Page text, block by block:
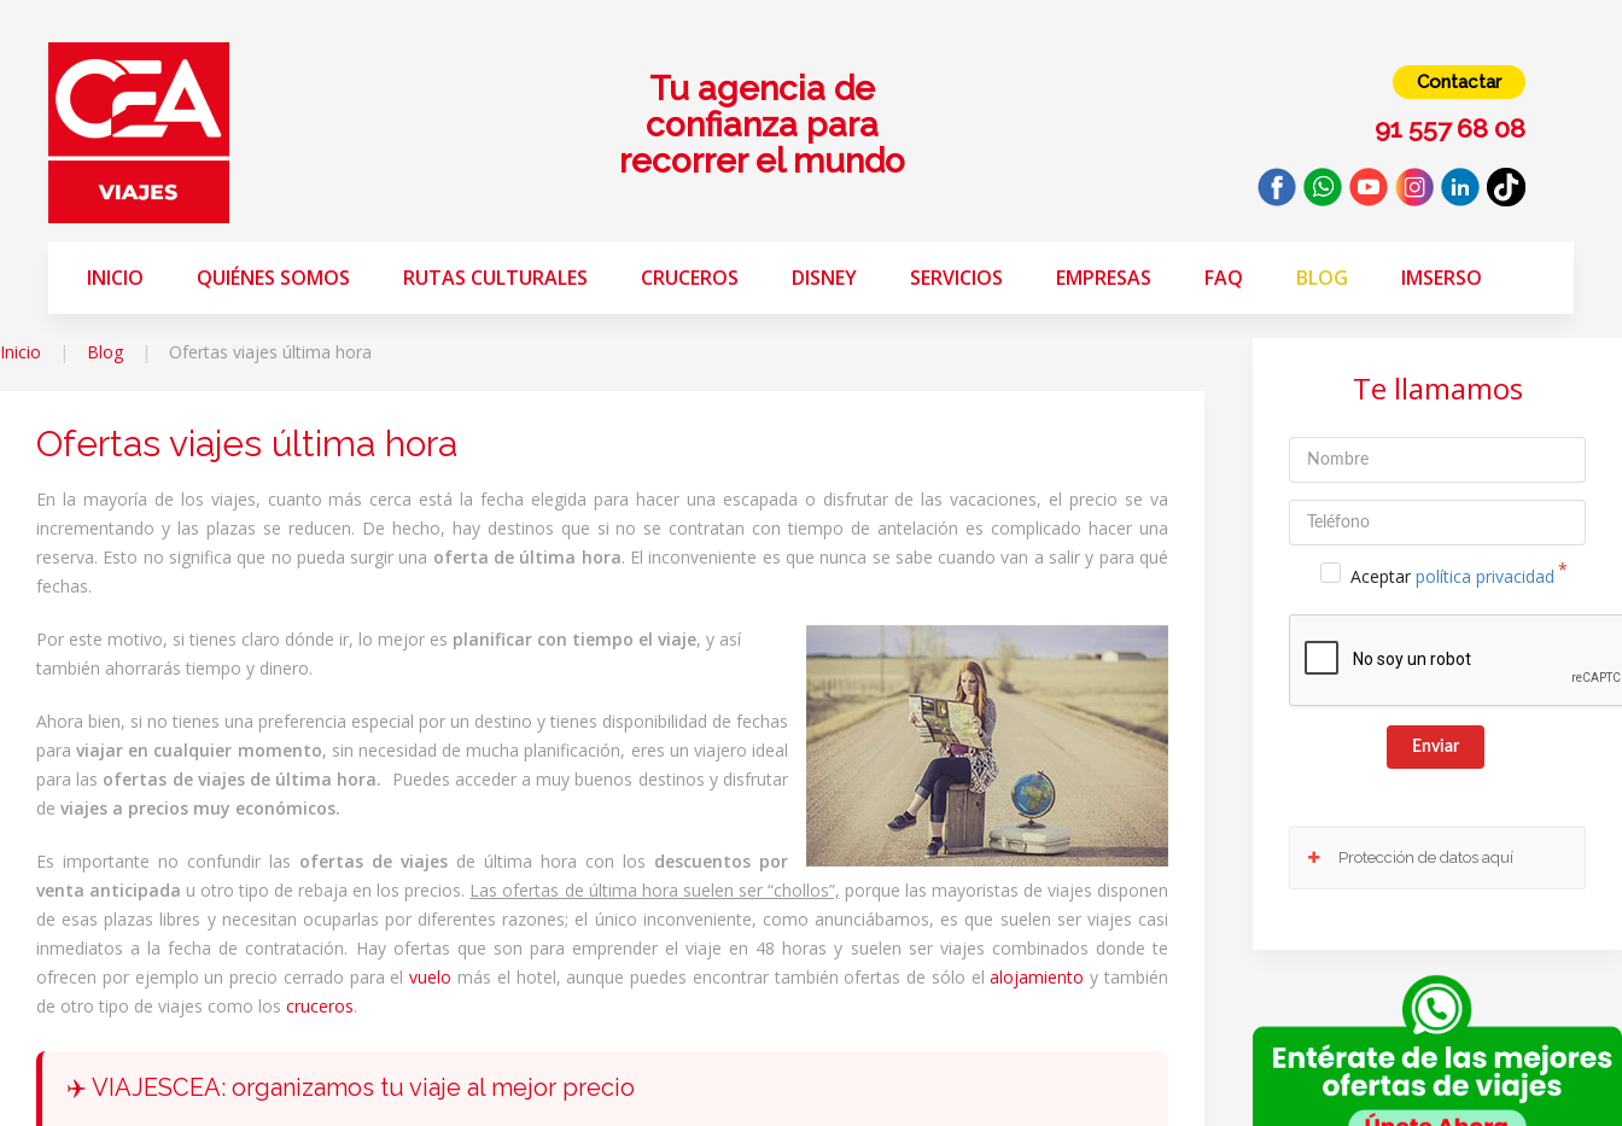
Tu agencia de
confianza para
recorrer el mundo
Contactar
91 557 68 08
INICIO QUIÉNES SOMOS RUTAS CULTURALES CRUCEROS DISNEY SERVICIOS EMPRESAS FAQ BLOG IMSERSO
Inicio Blog Ofertas viajes última hora
Ofertas viajes última hora
En la mayoría de los viajes, cuanto más cerca está la fecha elegida para hacer una escapada o disfrutar de las vacaciones, el precio se va
incrementando y las plazas se reducen. De hecho, hay destinos que si no se contratan con tiempo de antelación es complicado hacer una
reserva. Esto no significa que no pueda surgir una oferta de última hora. El inconveniente es que nunca se sabe cuando van a salir y para qué
fechas.
Por este motivo, si tienes claro dónde ir, lo mejor es planificar con tiempo el viaje, y así
también ahorrarás tiempo y dinero.
Ahora bien, si no tienes una preferencia especial por un destino y tienes disponibilidad de fechas
paraviajar en cualquier momento, sin necesidad de mucha planificación, eres un viajero ideal
para las ofertas de viajes de última hora. Puedes acceder a muy buenos destinos y disfrutar
de viajes a precios muy económicos.
Es importante no confundir las ofertas de viajes de última hora con los descuentos por
venta anticipada u otro tipo de rebaja en los precios. Las ofertas de última hora suelen ser “chollos”, porque las mayoristas de viajes disponen
de esas plazas libres y necesitan ocuparlas por diferentes razones; el único inconveniente, como anunciábamos, es que suelen ser viajes casi
inmediatos a la fecha de contratación. Hay ofertas que son para emprender el viaje en 48 horas y suelen ser viajes combinados donde te
ofrecen por ejemplo un precio cerrado para elvuelo más el hotel, aunque puedes encontrar también ofertas de sólo elalojamiento y también
de otro tipo de viajes como los cruceros.
✈️ VIAJESCEA: organizamos tu viaje al mejor precio
Te llamamos
Aceptarpolítica privacidad
Enviar
Protección de datos aquí
Finalidad de la recogida y tratamiento de los datos
: Dar respuesta a la consulta planteada.
: Consentimiento del interesado.
Destinatarios: Plataforma de Mail marketing-
Empresas del grupo CEA.
Información adicional: En laPolítica de Privacidad